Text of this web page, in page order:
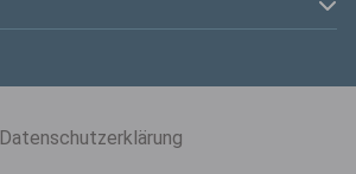
Datenschutzerklärung